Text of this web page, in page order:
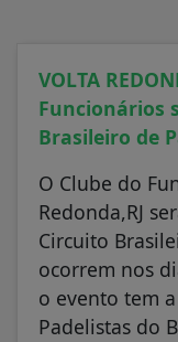
VOLTA
Funcionários
Brasileiro de
O Clube do
Redonda,RJ
Circuito
ocorrem nos
o evento tem
Padelistas do